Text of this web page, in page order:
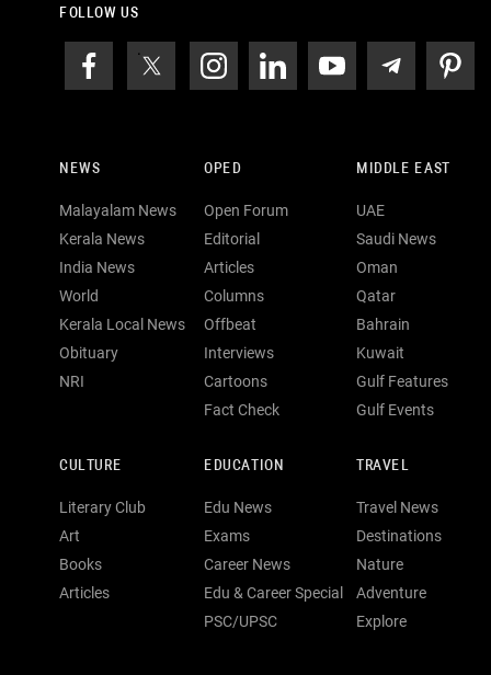
FOLLOW US
NEWS
Malayalam News
Kerala News
India News
World
Kerala Local News
Obituary
NRI
OPED
Open Forum
Editorial
Articles
Columns
Offbeat
Interviews
Cartoons
Fact Check
MIDDLE EAST
UAE
Saudi News
Oman
Qatar
Bahrain
Kuwait
Gulf Features
Gulf Events
CULTURE
Literary Club
Art
Books
Articles
EDUCATION
Edu News
Exams
Career News
Edu & Career Special
PSC/UPSC
TRAVEL
Travel News
Destinations
Nature
Adventure
Explore